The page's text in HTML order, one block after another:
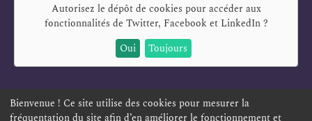
Autorisez le dépôt de cookies pour accéder aux
fonctionnalités de Twitter, Facebook et LinkedIn?
Oui
Toujours
Bienvenue ! Ce site utilise des cookies pour mesurer la
fréquentation du site afin d’en améliorer le fonctionnement et